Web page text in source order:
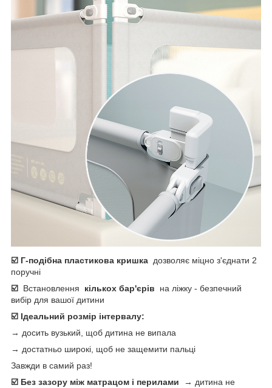
☑️ Г-подібна пластикова кришка дозволяє міцно з'єднати 2
поручні
☑️ Встановлення кількох бар'єрів
на ліжку - безпечний
вибір для вашої дитини
☑️ Ідеальний розмір інтервалу:
→ досить вузький, щоб дитина не випала
→ достатньо широкі, щоб не защемити пальці
Завжди в самий раз!
☑️ Без зазору між матрацом і перилами → дитина не